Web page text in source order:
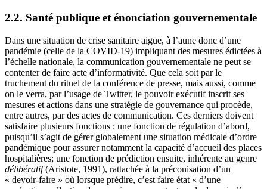
2.2. Santé publique et énonciation gouvernementale
Dans une situation de crise sanitaire aigüe, à l’aune donc d’une
pandémie (celle de la COVID-19) impliquant des mesures édictées à
l’échelle nationale, la communication gouvernementale ne peut se
contenter de faire acte d’informativité. Que cela soit par le
truchement du rituel de la conférence de presse, mais aussi, comme
on le verra, par l’usage de Twitter, le pouvoir exécutif inscrit ses
mesures et actions dans une stratégie de gouvernance qui procède,
entre autres, par des actes de communication. Ces derniers doivent
satisfaire plusieurs fonctions : une fonction de régulation d’abord,
puisqu’il s’agit de gérer globalement une situation médicale d’ordre
pandémique pour assurer notamment la capacité d’accueil des places
hospitalières; une fonction de prédiction ensuite, inhérente au genre
délibératif(Aristote, 1991), rattachée à la préconisation d’un
« devoir-faire » où lorsque prédire, c’est faire état « d’une